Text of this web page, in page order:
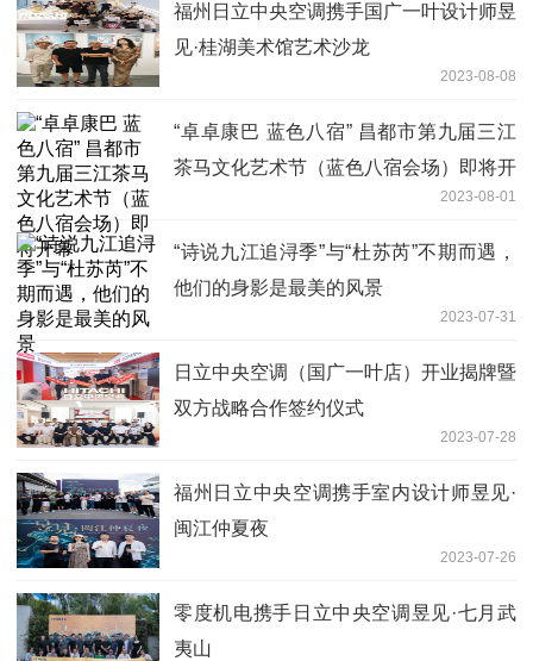
福州日立中央空调携手国广一叶设计师昱
见·桂湖美术馆艺术沙龙
2023-08-08
“卓卓康巴 蓝色八宿” 昌都市第九届三江
茶马文化艺术节（蓝色八宿会场）即将开
2023-08-01
“诗说九江追浔季”与“杜苏芮”不期而遇，
他们的身影是最美的风景
2023-07-31
日立中央空调（国广一叶店）开业揭牌暨
双方战略合作签约仪式
2023-07-28
福州日立中央空调携手室内设计师昱见·
闽江仲夏夜
2023-07-26
零度机电携手日立中央空调昱见·七月武
夷山